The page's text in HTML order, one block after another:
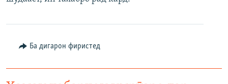
Ба дигарон фиристед